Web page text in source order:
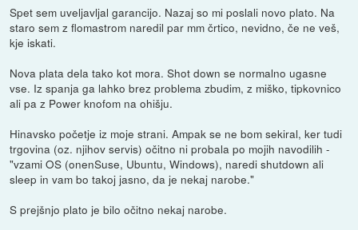
Spet sem uveljavljal garancijo. Nazaj so mi poslali novo plato. Na
staro sem z flomastrom naredil par mm črtico, nevidno, če ne veš,
kje iskati.
Nova plata dela tako kot mora. Shot down se normalno ugasne
vse. Iz spanja ga lahko brez problema zbudim, z miško, tipkovnico
ali pa z Power knofom na ohišju.
Hinavsko početje iz moje strani. Ampak se ne bom sekiral, ker tudi
trgovina (oz. njihov servis) očitno ni probala po mojih navodilih -
"vzami OS (onenSuse, Ubuntu, Windows), naredi shutdown ali
sleep in vam bo takoj jasno, da je nekaj narobe."
S prejšnjo plato je bilo očitno nekaj narobe.